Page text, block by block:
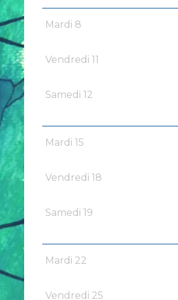
Mardi 8
Vendredi 11
Samedi 12
Mardi 15
Vendredi 18
Samedi 19
Mardi 22
Vendredi 25